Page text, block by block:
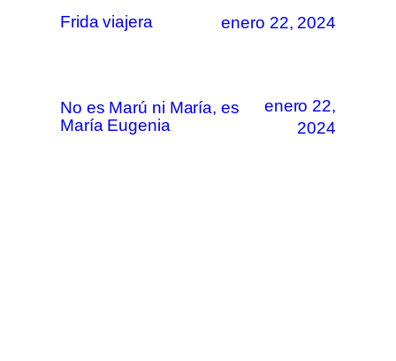
Frida viajera enero 22, 2024
No es Marú ni María, es
María Eugenia
enero 22,
2024